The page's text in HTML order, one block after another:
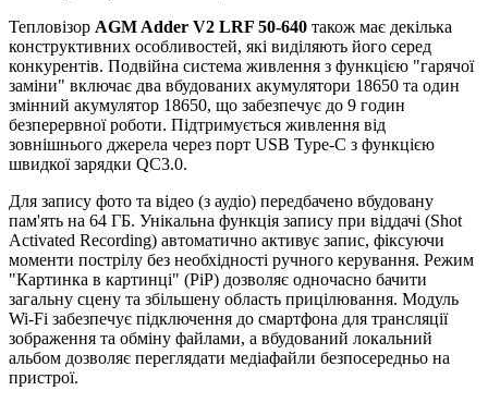
Тепловізор AGM Adder V2 LRF 50-640 також має декілька
конструктивних особливостей, які виділяють його серед
конкурентів. Подвійна система живлення з функцією "гарячої
заміни" включає два вбудованих акумулятори 18650 та один
змінний акумулятор 18650, що забезпечує до 9 годин
безперервної роботи. Підтримується живлення від
зовнішнього джерела через порт USB Type-C з функцією
швидкої зарядки QC3.0.
Для запису фото та відео (з аудіо) передбачено вбудовану
пам'ять на 64 ГБ. Унікальна функція запису при віддачі (Shot
Activated Recording) автоматично активує запис, фіксуючи
моменти пострілу без необхідності ручного керування. Режим
"Картинка в картинці" (PiP) дозволяє одночасно бачити
загальну сцену та збільшену область прицілювання. Модуль
Wi-Fi забезпечує підключення до смартфона для трансляції
зображення та обміну файлами, а вбудований локальний
альбом дозволяє переглядати медіафайли безпосередньо на
пристрої.